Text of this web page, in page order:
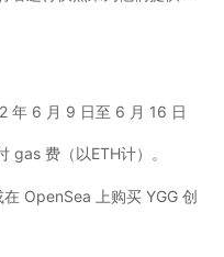
年 6 月 9 日至 6 月 16 日
gas 费（以ETH计）。
OpenSea 上购买 YGG 创